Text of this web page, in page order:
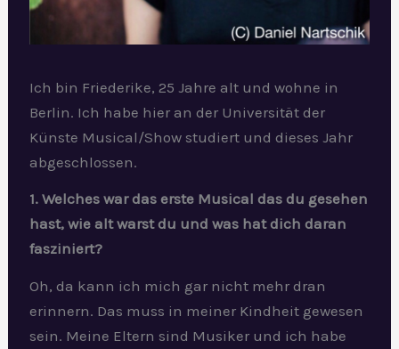
Ich bin Friederike, 25 Jahre alt und wohne in
Berlin. Ich habe hier an der Universität der
Künste Musical/Show studiert und dieses Jahr
abgeschlossen.
1. Welches war das erste Musical das du gesehen
hast, wie alt warst du und was hat dich daran
fasziniert?
Oh, da kann ich mich gar nicht mehr dran
erinnern. Das muss in meiner Kindheit gewesen
sein. Meine Eltern sind Musiker und ich habe